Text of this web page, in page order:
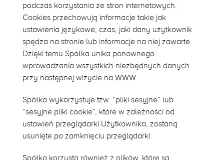
podczas korzystania ze stron internetowych.
Cookies przechowują informacje takie jak
ustawienia językowe, czas, jaki dany użytkownik
spędza na stronie lub informacje na niej zawarte.
Dzięki temu Spółka unika ponownego
wprowadzania wszystkich niezbędnych danych
przy następnej wizycie na WWW.
Spółka wykorzystuje tzw. “pliki sesyjne” lub
“sesyjne pliki cookie”, które w zależności od
ustawień przeglądarki Użytkownika, zostaną
usunięte po zamknięciu przeglądarki.